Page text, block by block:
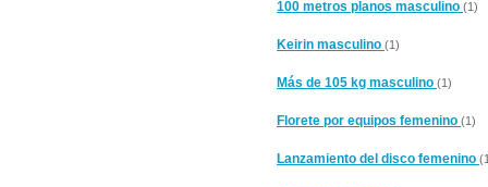
100 metros planos masculino (1)
Keirin masculino (1)
Más de 105 kg masculino (1)
Florete por equipos femenino (1)
Lanzamiento del disco femenino